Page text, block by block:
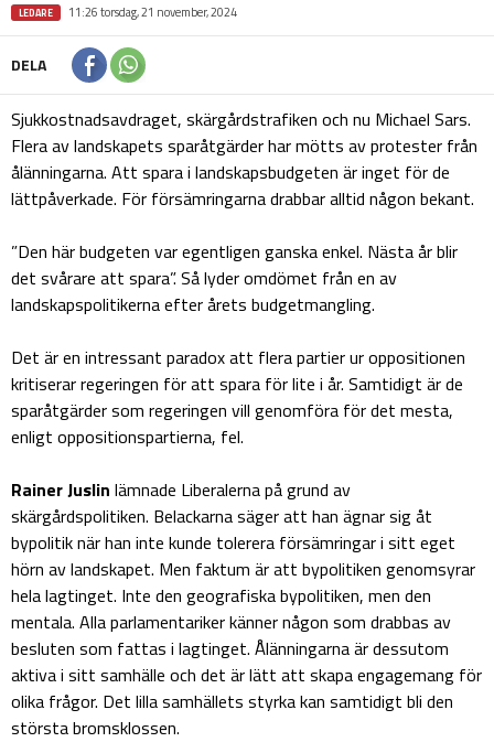
LEDARE 11:26 torsdag, 21 november, 2024
DELA
Sjukkostnadsavdraget, skärgårdstrafiken och nu Michael Sars.
Flera av landskapets sparåtgärder har mötts av protester från
ålänningarna. Att spara i landskapsbudgeten är inget för de
lättpåverkade. För försämringarna drabbar alltid någon bekant.
”Den här budgeten var egentligen ganska enkel. Nästa år blir
det svårare att spara”. Så lyder omdömet från en av
landskapspolitikerna efter årets budgetmangling.
Det är en intressant paradox att flera partier ur oppositionen
kritiserar regeringen för att spara för lite i år. Samtidigt är de
sparåtgärder som regeringen vill genomföra för det mesta,
enligt oppositionspartierna, fel.
Rainer Juslin lämnade Liberalerna på grund av
skärgårdspolitiken. Belackarna säger att han ägnar sig åt
bypolitik när han inte kunde tolerera försämringar i sitt eget
hörn av landskapet. Men faktum är att bypolitiken genomsyrar
hela lagtinget. Inte den geografiska bypolitiken, men den
mentala. Alla parlamentariker känner någon som drabbas av
besluten som fattas i lagtinget. Ålänningarna är dessutom
aktiva i sitt samhälle och det är lätt att skapa engagemang för
olika frågor. Det lilla samhällets styrka kan samtidigt bli den
största bromsklossen.